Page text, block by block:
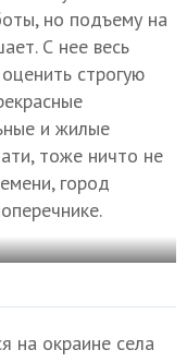
но подъему на
С нее весь
строгую
и жилые
тоже ничто не
город
на окраине села